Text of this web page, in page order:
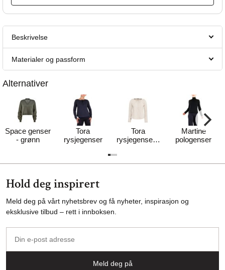
Beskrivelse
Materialer og passform
Alternativer
Space genser
- grønn
Tora
rysjegenser
Tora
rysjegenser -
Martine
pologenser
Hold deg inspirert
Meld deg på vårt nyhetsbrev og få nyheter, inspirasjon og
eksklusive tilbud – rett i innboksen.
post
Meld deg på